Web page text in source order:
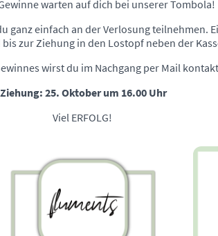
warten auf dich bei unserer Tombola!
ganz einfach an der Verlosung teilnehmen.
zur Ziehung in den Lostopf neben der
wirst du im Nachgang per Mail
Ziehung: 25. Oktober um 16.00 Uhr
Viel ERFOLG!